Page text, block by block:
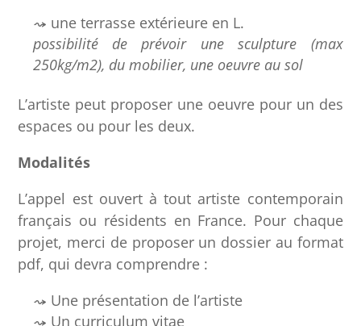
une terrasse extérieure en L.
possibilité
de prévoir une sculpture (max
250kg/m2), du mobilier, une oeuvre au sol
L’artiste peut proposer une oeuvre pour un des
espaces ou pour les deux.
Modalités
L’appel est ouvert à tout artiste contemporain
français ou résidents en France. Pour chaque
projet, merci de proposer un dossier au format
pdf, qui devra comprendre :
Une présentation de l’artiste
Un curriculum vitae